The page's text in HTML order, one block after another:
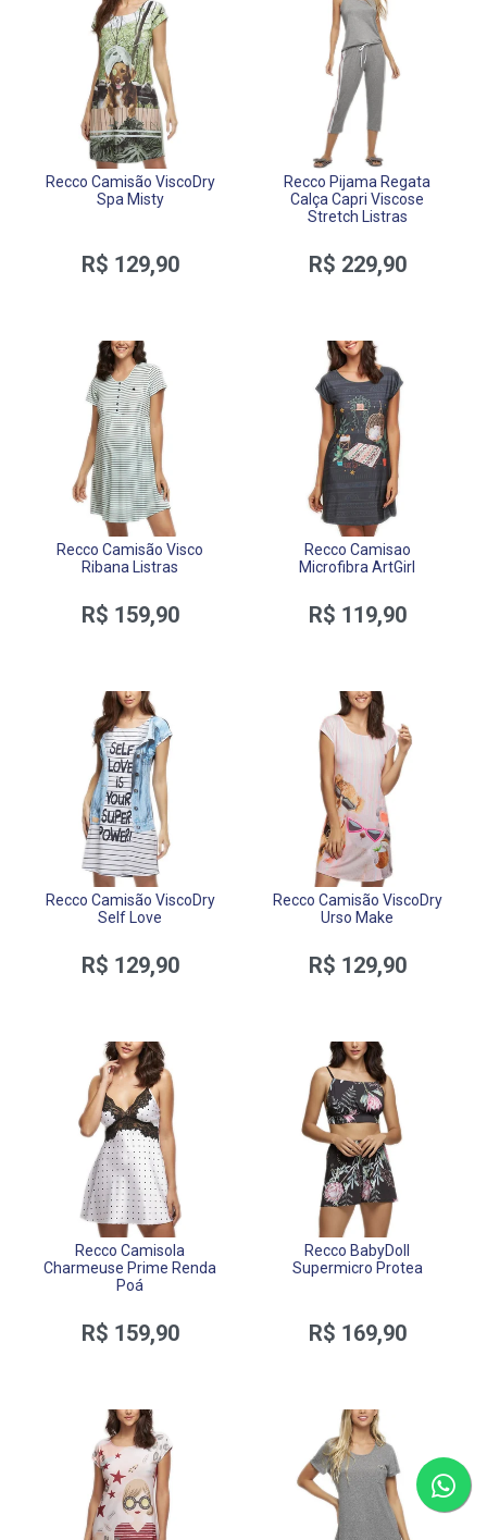
Recco Camisão ViscoDry
Spa Misty
R$ 129,90
Recco Pijama Regata
Calça Capri Viscose
Stretch Listras
R$ 229,90
Recco Camisão Visco
Ribana Listras
R$ 159,90
Recco Camisao
Microfibra ArtGirl
R$ 119,90
Recco Camisão ViscoDry
Self Love
R$ 129,90
Recco Camisão ViscoDry
Urso Make
R$ 129,90
Recco Camisola
Charmeuse Prime Renda
Poá
R$ 159,90
Recco BabyDoll
Supermicro Protea
R$ 169,90